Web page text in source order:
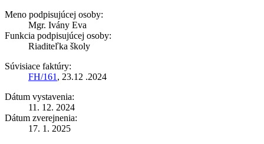
Meno podpisujúcej osoby:
Mgr. Ivány Eva
Funkcia podpisujúcej osoby:
Riaditeľka školy
Súvisiace faktúry:
FH/161 , 23.12 .2024
Dátum vystavenia:
11. 12. 2024
Dátum zverejnenia:
17. 1. 2025